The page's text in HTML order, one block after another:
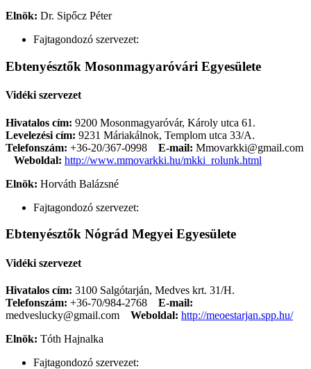
Elnök: Dr. Sipőcz Péter
Fajtagondozó szervezet:
Ebtenyésztők Mosonmagyaróvári Egyesülete
Vidéki szervezet
Hivatalos cím: 9200 Mosonmagyaróvár, Károly utca 61.
Levelezési cím: 9231 Máriakálnok, Templom utca 33/A.
Telefonszám: +36-20/367-0998 E-mail: Mmovarkki@gmail.com
Weboldal: http://www.mmovarkki.hu/mkki_rolunk.html
Elnök: Horváth Balázsné
Fajtagondozó szervezet:
Ebtenyésztők Nógrád Megyei Egyesülete
Vidéki szervezet
Hivatalos cím: 3100 Salgótarján, Medves krt. 31/H.
Telefonszám: +36-70/984-2768
E-mail:
medveslucky@gmail.com
Weboldal: http://meoestarjan.spp.hu/
Elnök: Tóth Hajnalka
Fajtagondozó szervezet: